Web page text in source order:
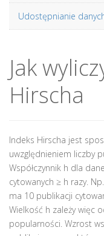
Udostępnianie
Jak
Hirscha
Indeks Hirscha jest
uwzględnieniem liczby
Współczynnik h dla
cytowanych ≥ h razy.
ma 10 publikacji
Wielkość h zależy więc
popularności. Wzrost